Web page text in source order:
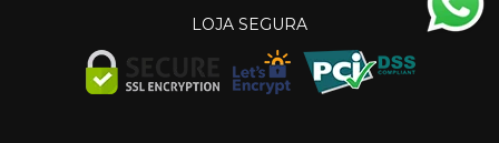
LOJA SEGURA